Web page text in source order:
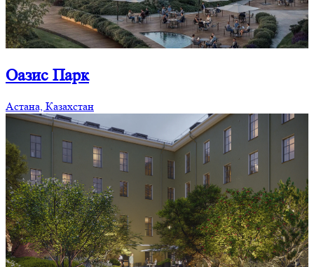
Оазис Парк
Астана, Казахстан